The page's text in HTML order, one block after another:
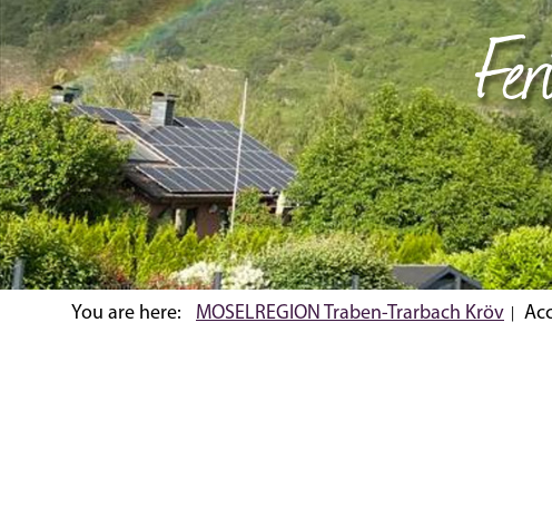
You are here: MOSELREGION Traben-Trarbach Kröv